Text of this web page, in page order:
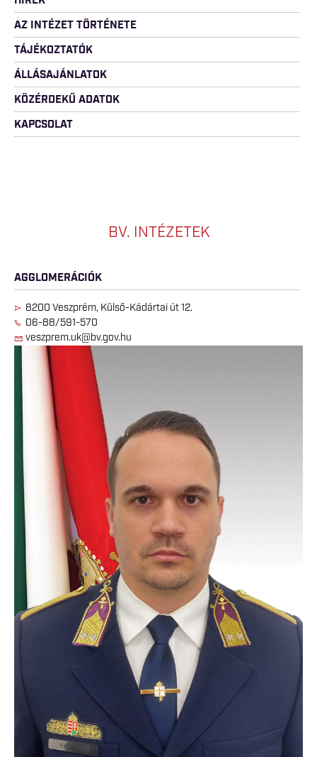
AZ INTÉZET TÖRTÉNETE
TÁJÉKOZTATÓK
ÁLLÁSAJÁNLATOK
KÖZÉRDEKŰ ADATOK
KAPCSOLAT
BV. INTÉZETEK
AGGLOMERÁCIÓK
8200 Veszprém, Külső-Kádártai út 12.
06-88/591-570
veszprem.uk@bv.gov.hu